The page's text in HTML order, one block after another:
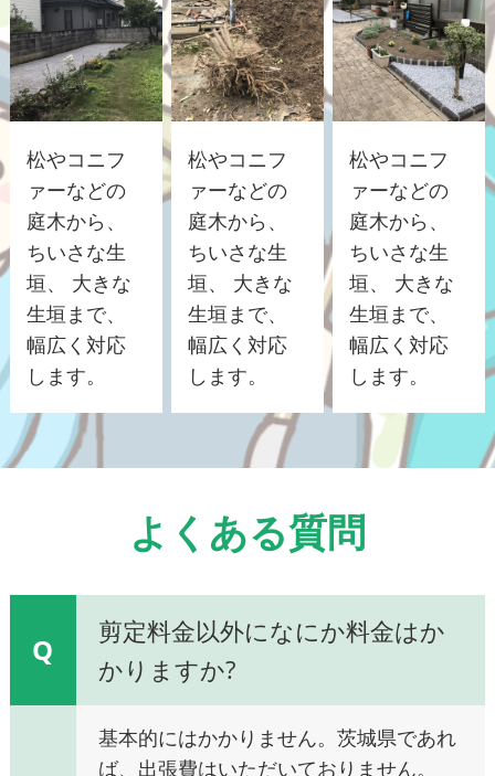
松やコニフ
ァーなどの
庭木から、
ちいさな生
垣、 大きな
生垣まで、
幅広く対応
します。
松やコニフ
ァーなどの
庭木から、
ちいさな生
垣、 大きな
生垣まで、
幅広く対応
します。
松やコニフ
ァーなどの
庭木から、
ちいさな生
垣、 大きな
生垣まで、
幅広く対応
します。
よくある質問
Q
剪定料金以外になにか料金はか
かりますか?
基本的にはかかりません。茨城県であれ
ば、出張費はいただいておりません。